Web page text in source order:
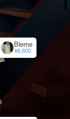
Bleme
¥6,600